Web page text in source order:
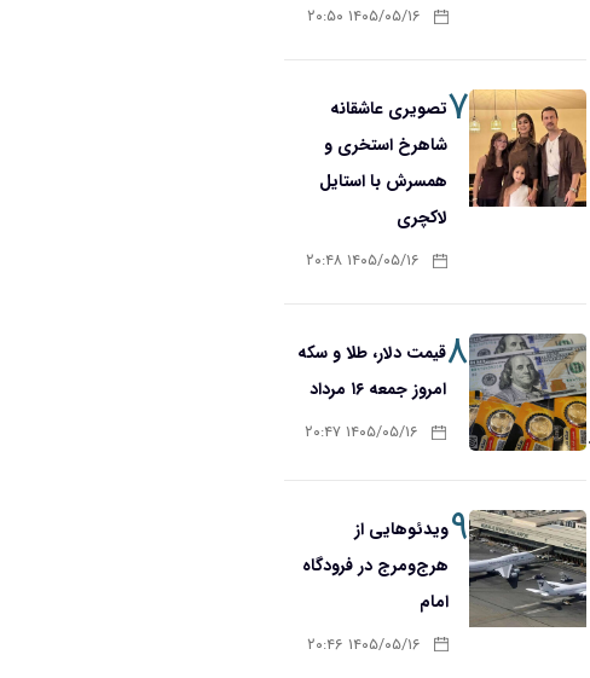
۱۴۰۵/۰۵/۱۶ ۲۰:۵۰
۷تصویری عاشقانه
شاهرخ استخری و
همسرش با استایل
لاکچری
۱۴۰۵/۰۵/۱۶ ۲۰:۴۸
۸قیمت دلار، طلا و سکه
امروز جمعه ۱۶ مرداد
۱۴۰۵/۰۵/۱۶ ۲۰:۴۷
۹ویدئوهایی از
هرج‌ومرج در فرودگاه
امام
۱۴۰۵/۰۵/۱۶ ۲۰:۴۶